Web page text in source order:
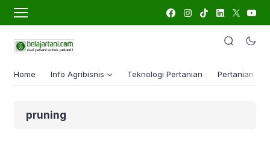
Home Info Agribisnis Teknologi Pertanian Pertanian
pruning